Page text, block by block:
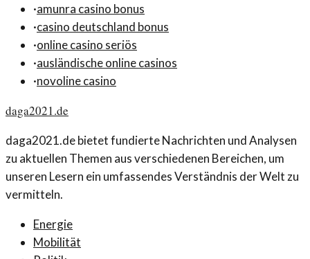
·amunra casino bonus
·casino deutschland bonus
·online casino seriös
·ausländische online casinos
·novoline casino
daga2021.de
daga2021.de bietet fundierte Nachrichten und Analysen
zu aktuellen Themen aus verschiedenen Bereichen, um
unseren Lesern ein umfassendes Verständnis der Welt zu
vermitteln.
Energie
Mobilität